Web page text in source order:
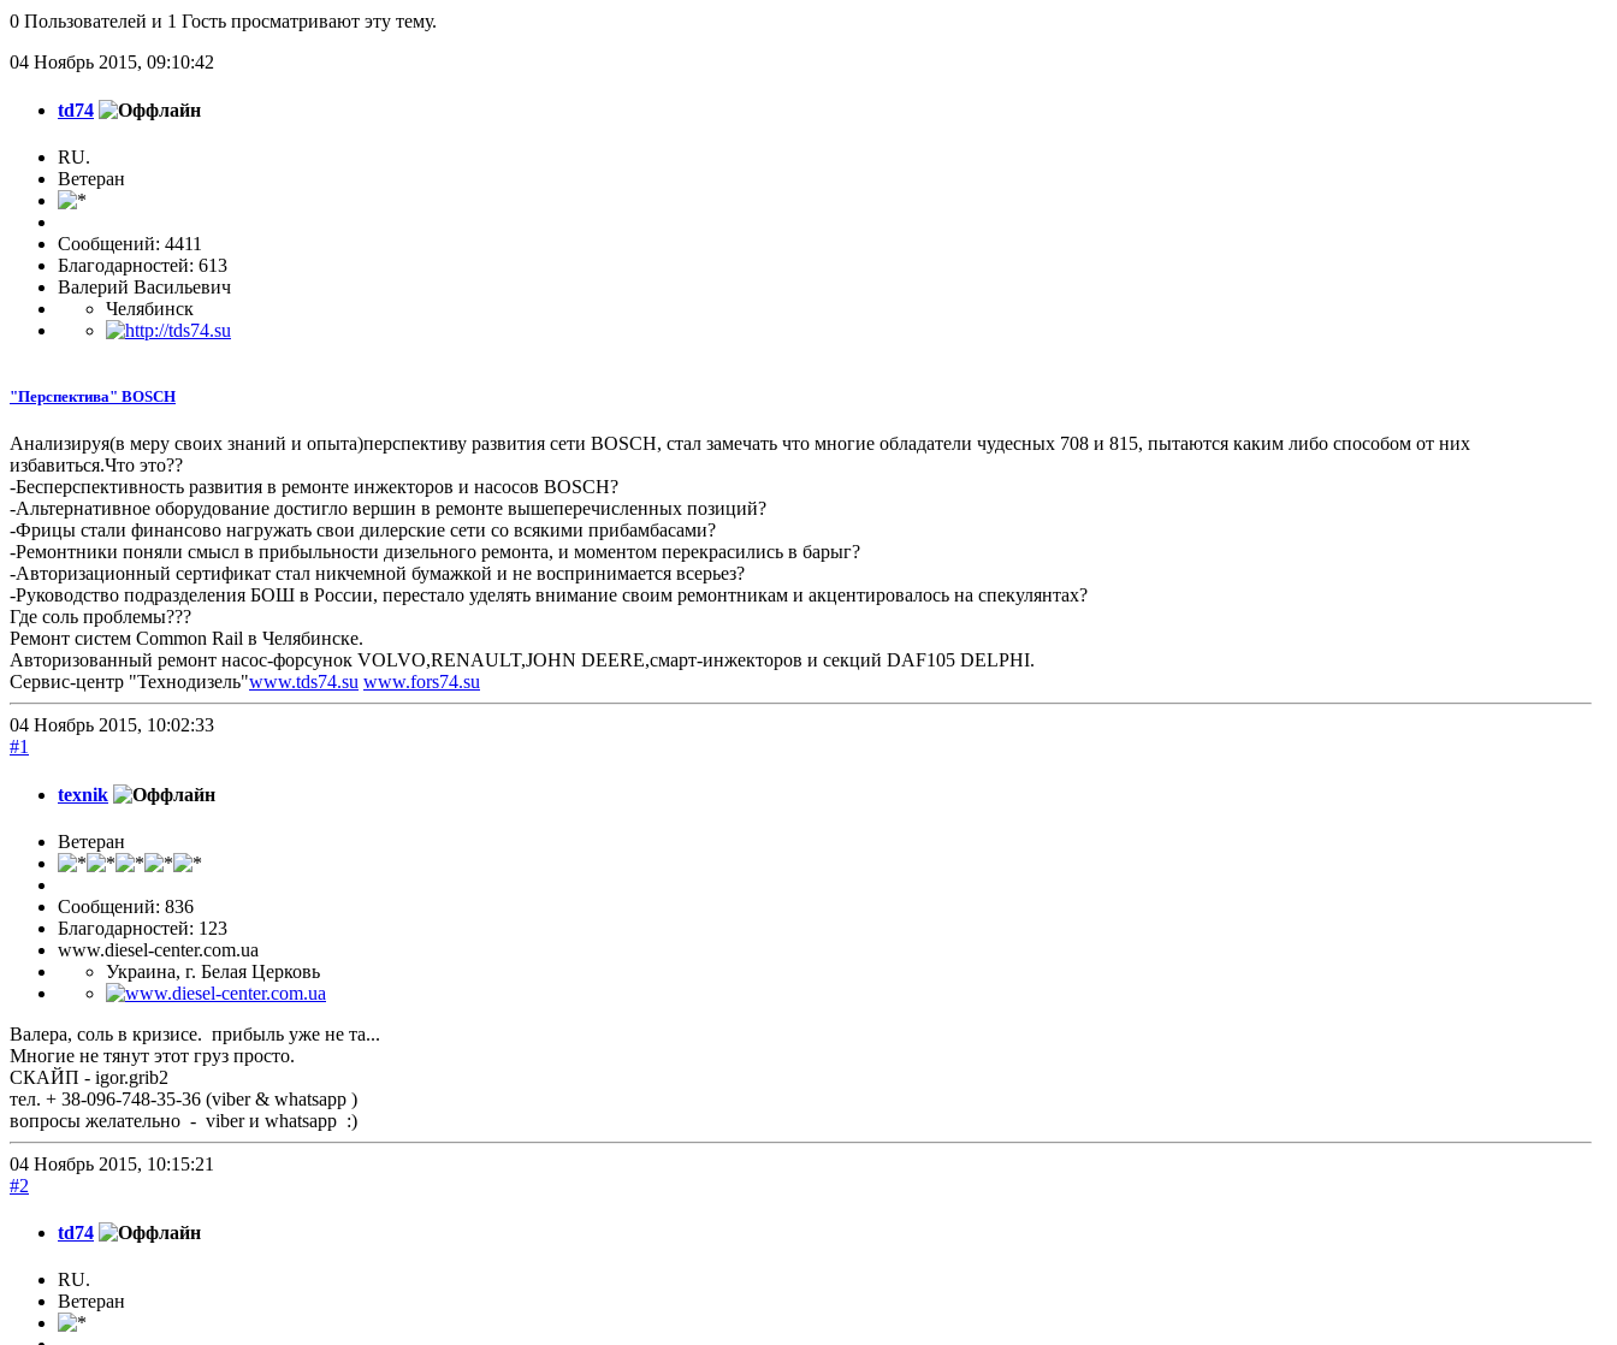
0 Пользователей и 1 Гость просматривают эту тему.
04 Ноябрь 2015, 09:10:42
td74
RU.
Ветеран
Сообщений: 4411
Благодарностей: 613
Валерий Васильевич
Челябинск
"Перспектива" BOSCH
Анализируя(в меру своих знаний и опыта)перспективу развития сети BOSCH, стал замечать что многие обладатели чудесных 708 и 815, пытаются каким либо способом от них
избавиться.Что это??
-Бесперспективность развития в ремонте инжекторов и насосов BOSCH?
-Альтернативное оборудование достигло вершин в ремонте вышеперечисленных позиций?
-Фрицы стали финансово нагружать свои дилерские сети со всякими прибамбасами?
-Ремонтники поняли смысл в прибыльности дизельного ремонта, и моментом перекрасились в барыг?
-Авторизационный сертификат стал никчемной бумажкой и не воспринимается всерьез?
-Руководство подразделения БОШ в России, перестало уделять внимание своим ремонтникам и акцентировалось на спекулянтах?
Где соль проблемы???
Ремонт систем Common Rail в Челябинске.
Авторизованный ремонт насос-форсунок VOLVO,RENAULT,JOHN DEERE,смарт-инжекторов и секций DAF105 DELPHI.
Сервис-центр "Технодизель"www.tds74.su www.fors74.su
04 Ноябрь 2015, 10:02:33
#1
texnik
Ветеран
Сообщений: 836
Благодарностей: 123
www.diesel-center.com.ua
Украина, г. Белая Церковь
Валера, соль в кризисе. прибыль уже не та...
Многие не тянут этот груз просто.
СКАЙП - igor.grib2
тел. + 38-096-748-35-36 (viber & whatsapp )
вопросы желательно - viber и whatsapp :)
04 Ноябрь 2015, 10:15:21
#2
td74
RU.
Ветеран